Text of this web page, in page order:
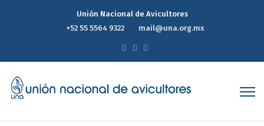
Unión Nacional de Avicultores
+52 55 5564 9322
mail@una.org.mx